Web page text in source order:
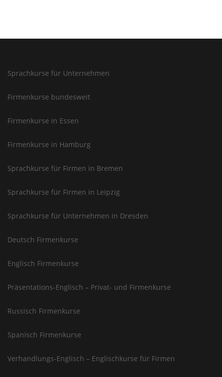
Sprachkurse für Unternehmen
Firmenkurse bundesweit
Firmenkurse in Essen
Firmenkurse in Hamburg
Sprachkurse für Firmen in Bremen
Sprachkurse für Firmen in Leipzig
Sprachkurse für Unternehmen in Dresden
Deutsch Firmenkurse
Englisch Firmenkurse
Präsentations-Englisch – Privat- und Firmenkurse
Russisch Firmenkurse
Spanisch Firmenkurse
Verhandlungs-Englisch – Englischkurse für Firmen